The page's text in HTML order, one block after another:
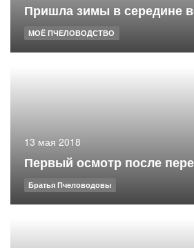
Пришла зимы в середине
МОЁ ПЧЕЛОВОДСТВО
13 мая 2018
Первый осмотр после
Братья Пчеловодовы